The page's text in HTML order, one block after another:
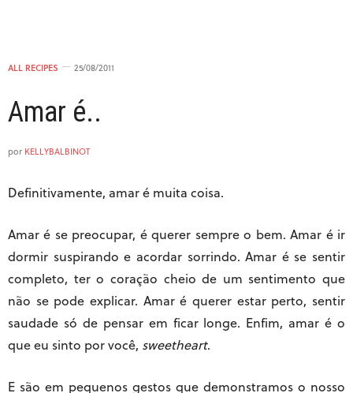
ALL RECIPES 25/08/2011
Amar é..
por KELLYBALBINOT
Definitivamente, amar é muita coisa.
Amar é se preocupar, é querer sempre o bem. Amar é ir
dormir suspirando e acordar sorrindo. Amar é se sentir
completo, ter o coração cheio de um sentimento que
não se pode explicar. Amar é querer estar perto, sentir
saudade só de pensar em ficar longe. Enfim, amar é o
que eu sinto por você, sweetheart.
E são em pequenos gestos que demonstramos o nosso